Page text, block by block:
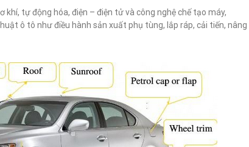
tự động hóa, điện – điện tử và công nghệ chế tạo máy,
ô tô như điều hành sản xuất phụ tùng, lắp ráp, cải tiến, nâng